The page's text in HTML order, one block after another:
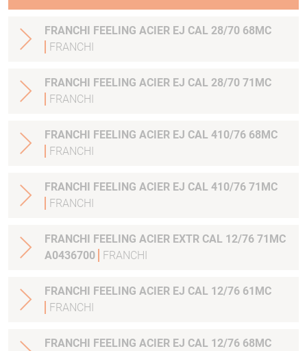
FRANCHI FEELING ACIER EJ CAL 28/70 68MC
FRANCHI
FRANCHI FEELING ACIER EJ CAL 28/70 71MC
FRANCHI
FRANCHI FEELING ACIER EJ CAL 410/76 68MC
FRANCHI
FRANCHI FEELING ACIER EJ CAL 410/76 71MC
FRANCHI
FRANCHI FEELING ACIER EXTR CAL 12/76 71MC
A0436700
FRANCHI
FRANCHI FEELING ACIER EJ CAL 12/76 61MC
FRANCHI
FRANCHI FEELING ACIER EJ CAL 12/76 68MC